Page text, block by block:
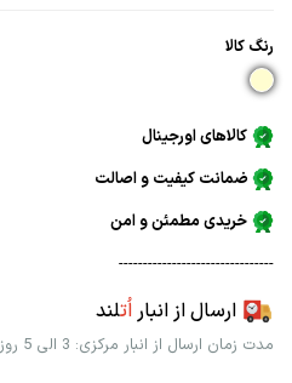
رنگ كالا
کالاهای اورجینال
ضمانت کیفیت و اصالت
خریدی مطمئن و امن
--------------------------------
ارسال از انباراُتلند
مدت زمان ارسال از انبار مرکزی: 3 الی 5 روز کاری